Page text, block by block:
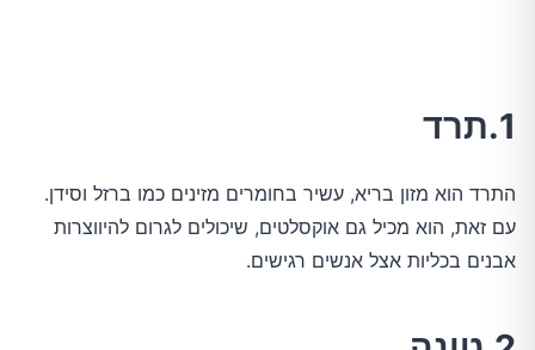
1.תרד
התרד הוא מזון בריא, עשיר בחומרים מזינים כמו ברזל וסידן.
עם זאת, הוא מכיל גם אוקסלטים, שיכולים לגרום להיווצרות
אבנים בכליות אצל אנשים רגישים.